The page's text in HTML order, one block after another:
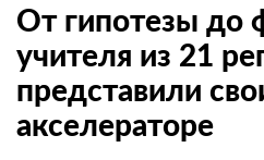
От гипотезы до
учителя из 21
представили
акселераторе